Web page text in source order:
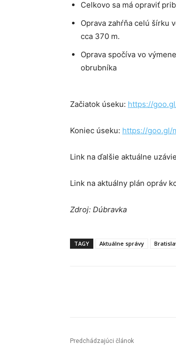
Celkovo sa má opraviť
Oprava zahŕňa celú šírku
cca 370 m.
Oprava spočíva vo
obrubníka
Začiatok úseku: https://
Koniec úseku: https://goo.gl/
Link na ďalšie aktuálne
Link na aktuálny plán opráv
Zdroj: Dúbravka
TAGY Aktuálne správy
Predchádzajúci článok